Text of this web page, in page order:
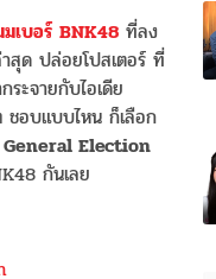
มเบอร์ BNK48 ที่ลง
สุด ปล่อยโปสเตอร์ ที่
ะจายกับไอเดีย
ชอบแบบไหน ก็เลือก
Election
กันเลย